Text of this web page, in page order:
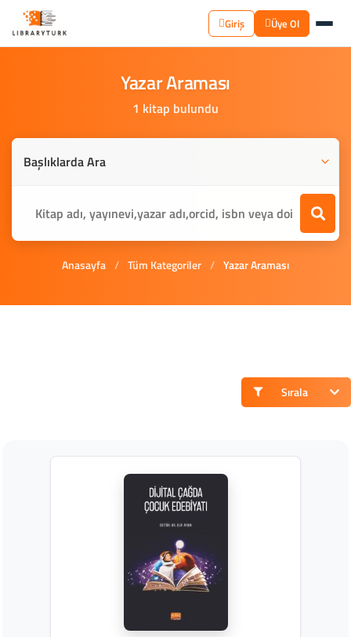
Giriş Üye Ol
YazarAraması
1 kitap bulundu
Anasayfa / Tüm Kategoriler / Yazar Araması
Sırala